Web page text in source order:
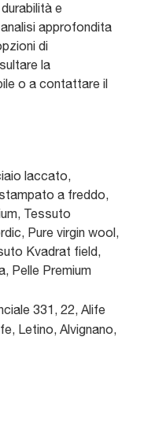
e
approfondita
di
la
o a contattare il
laccato,
a freddo,
Tessuto
Pure virgin wool,
Kvadrat field,
Pelle Premium
331, 22, Alife
Letino, Alvignano,